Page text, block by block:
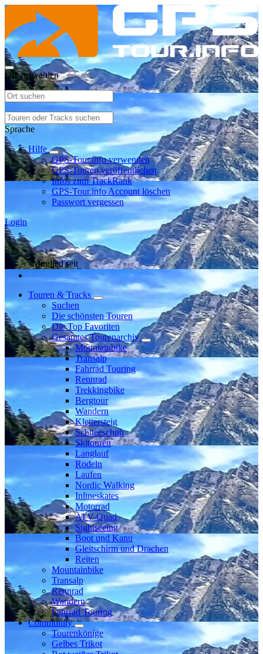
Ort auswählen
Sprache
Hilfe
GPS-Tour.info verwenden
GPS-Touren veröffentlichen
Infos zum TrackRank
GPS-Tour.info Account löschen
Passwort vergessen
Login
Mitglied seit
Touren & Tracks
Suchen
Die schönsten Touren
Die Top Favoriten
Gesamtes Tourenarchiv
Mountainbike
Transalp
Fahrrad Touring
Rennrad
Trekkingbike
Bergtour
Wandern
Klettersteig
Schneeschuh
Skitouren
Langlauf
Rodeln
Laufen
Nordic Walking
Inlineskates
Motorrad
ATV-Quad
Sightseeing
Boot und Kanu
Gleitschirm und Drachen
Reiten
Mountainbike
Transalp
Rennrad
Wandern
Fahrrad Touring
Community
Tourenkönige
Gelbes Trikot